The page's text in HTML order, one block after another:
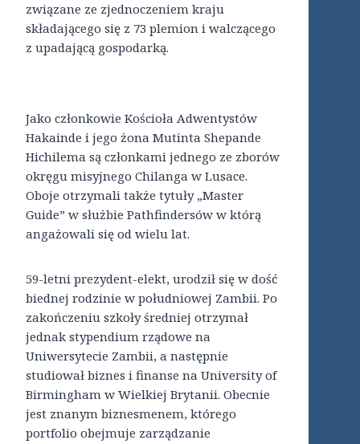
związane ze zjednoczeniem kraju
składającego się z 73 plemion i walczącego
z upadającą gospodarką.
Jako członkowie Kościoła Adwentystów
Hakainde i jego żona Mutinta Shepande
Hichilema są członkami jednego ze zborów
okręgu misyjnego Chilanga w Lusace.
Oboje otrzymali także tytuły „Master
Guide” w służbie Pathfindersów w którą
angażowali się od wielu lat.
59-letni prezydent-elekt, urodził się w dość
biednej rodzinie w południowej Zambii. Po
zakończeniu szkoły średniej otrzymał
jednak stypendium rządowe na
Uniwersytecie Zambii, a następnie
studiował biznes i finanse na University of
Birmingham w Wielkiej Brytanii. Obecnie
jest znanym biznesmenem, którego
portfolio obejmuje zarządzanie